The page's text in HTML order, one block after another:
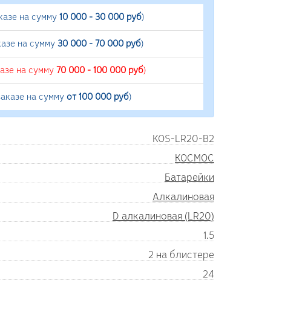
на сумму 10 000 - 30 000 руб)
на сумму 30 000 - 70 000 руб)
на сумму 70 000 - 100 000 руб)
на сумму от 100 000 руб)
KOS-LR20-B2
КОСМОС
Батарейки
Алкалиновая
D алкалиновая (LR20)
1.5
2 на блистере
24